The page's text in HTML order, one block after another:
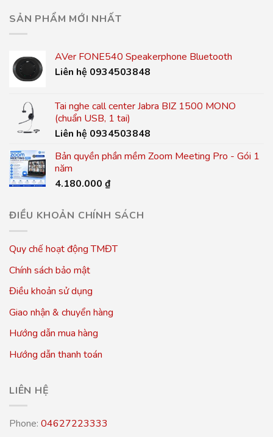
SẢN PHẨM MỚI NHẤT
AVer FONE540 Speakerphone Bluetooth
Liên hệ 0934503848
Tai nghe call center Jabra BIZ 1500 MONO
(chuẩn USB, 1 tai)
Liên hệ 0934503848
Bản quyền phần mềm Zoom Meeting Pro - Gói 1
năm
4.180.000 ₫
ĐIỀU KHOẢN CHÍNH SÁCH
Quy chế hoạt động TMĐT
Chính sách bảo mật
Điều khoản sử dụng
Giao nhận & chuyển hàng
Hướng dẫn mua hàng
Hướng dẫn thanh toán
LIÊN HỆ
Phone: 04627223333